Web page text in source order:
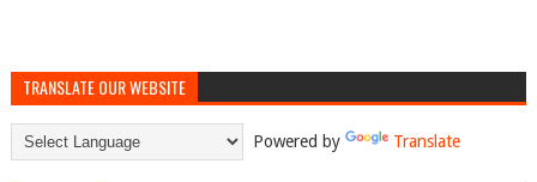
TRANSLATE OUR WEBSITE
Powered by Translate